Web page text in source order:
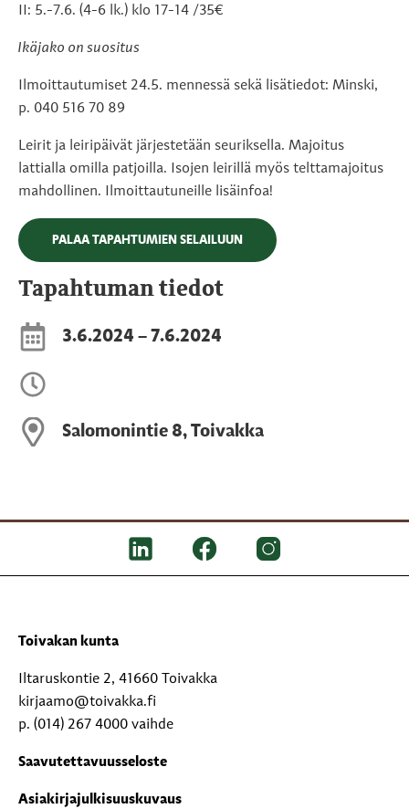
II: 5.-7.6. (4-6 lk.) klo 17-14 /35€
Ikäjako on suositus
Ilmoittautumiset 24.5. mennessä sekä lisätiedot: Minski,
p. 040 516 70 89
Leirit ja leiripäivät järjestetään seuriksella. Majoitus
lattialla omilla patjoilla. Isojen leirillä myös telttamajoitus
mahdollinen. Ilmoittautuneille lisäinfoa!
PALAA TAPAHTUMIEN SELAILUUN
Tapahtuman tiedot
3.6.2024 – 7.6.2024
Salomonintie 8, Toivakka
Toivakan kunta
Iltaruskontie 2, 41660 Toivakka
kirjaamo@toivakka.fi
p. (014) 267 4000 vaihde
Saavutettavuusseloste
Asiakirjajulkisuuskuvaus